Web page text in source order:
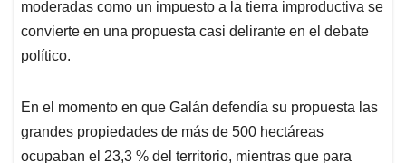
moderadas como un impuesto a la tierra improductiva se
convierte en una propuesta casi delirante en el debate
político.
En el momento en que Galán defendía su propuesta las
grandes propiedades de más de 500 hectáreas
ocupaban el 23,3 % del territorio, mientras que para